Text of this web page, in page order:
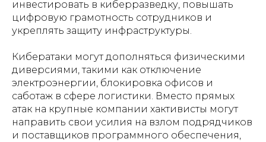
инвестировать в киберразведку, повышать
цифровую грамотность сотрудников и
укреплять защиту инфраструктуры.
Кибератаки могут дополняться физическими
диверсиями, такими как отключение
электроэнергии, блокировка офисов и
саботаж в сфере логистики. Вместо прямых
атак на крупные компании хактивисты могут
направить свои усилия на взлом подрядчиков
и поставщиков программного обеспечения,